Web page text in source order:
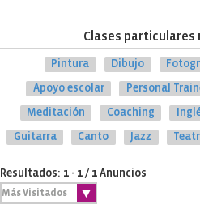
Clases particulares
Pintura Dibujo
Apoyo escolar Personal
Meditación Coaching
Guitarra Canto Jazz
Resultados: 1 - 1 / 1 Anuncios